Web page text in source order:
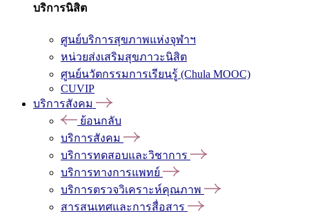
บริการนิสิต
ศูนย์บริการสุขภาพแห่งจุฬาฯ
หน่วยส่งเสริมสุขภาวะนิสิต
ศูนย์นวัตกรรมการเรียนรู้ (Chula MOOC)
CUVIP
บริการสังคม
ย้อนกลับ
บริการสังคม
บริการทดสอบและวิชาการ
บริการทางการแพทย์
บริการตรวจวิเคราะห์คุณภาพ
สารสนเทศและการสื่อสาร